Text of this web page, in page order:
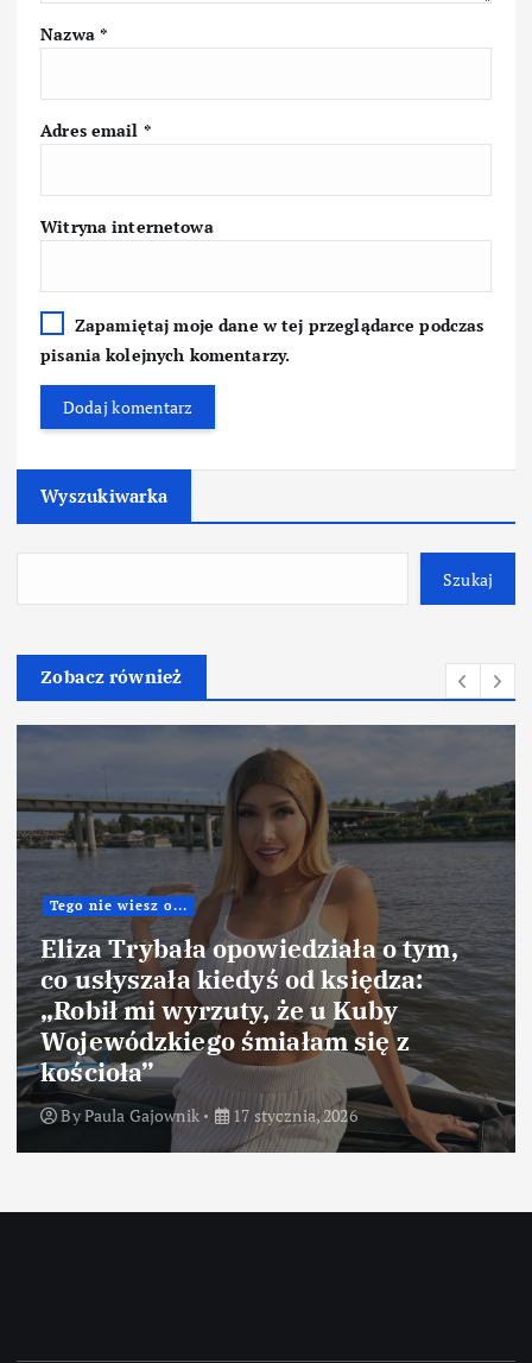
Nazwa *
Adres email *
Witryna internetowa
Zapamiętaj moje dane w tej przeglądarce podczas
pisania kolejnych komentarzy.
Wyszukiwarka
Szukaj
Zobacz również
Tego nie wiesz o...
Doda ujawniła, czego nie
zaakceptowałaby w małżeństwie.
Wiele osób się z tym utożsami
ByPaula Gajownik 14 stycznia, 2026